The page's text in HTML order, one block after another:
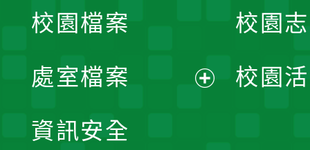
單
校園檔案
處室檔案
資訊安全
校園
校園